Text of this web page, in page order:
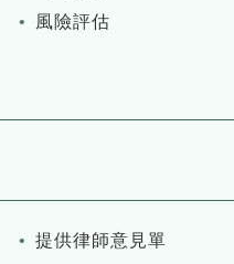
風險評估
提供律師意見單